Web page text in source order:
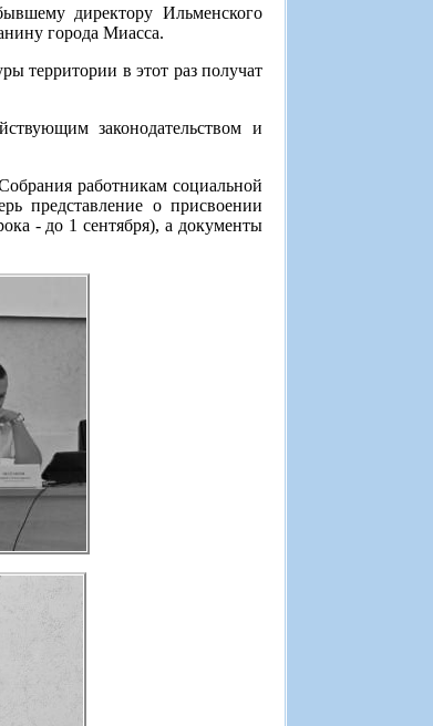
директору Ильменского
города Миасса.
территории в этот раз получат
законодательством и
работникам социальной
представление о присвоении
- до 1 сентября), а документы